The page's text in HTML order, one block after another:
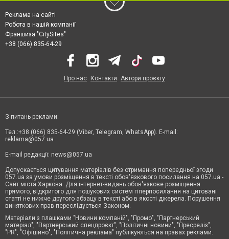
Реклама на сайті
Робота в нашій компанії
Франшиза "CitySites"
+38 (066) 835-64-29
Про нас Контакти Автори проєкту
З питань реклами:
Тел.:+38 (066) 835-64-29 (Viber, Telegram, WhatsApp). E-mail:
reklama@057.ua
E-mail редакції: news@057.ua
Допускається цитування матеріалів без отримання попередньої згоди
057.ua за умови розміщення в тексті обов'язкового посилання на 057.ua -
Сайт міста Харкова. Для інтернет-видань обов'язкове розміщення
прямого, відкритого для пошукових систем гіперпосилання на цитовані
статті не нижче другого абзацу в тексті або в якості джерела. Порушення
виняткових прав переслідується Законом.
Матеріали з плашками "Новини компаній", "Промо", "Партнерський
матеріал", "Партнерський спецпроєкт", "Політичні новини", "Пресреліз",
"PR", "Офіційно", "Політична реклама" публікуються на правах реклами.